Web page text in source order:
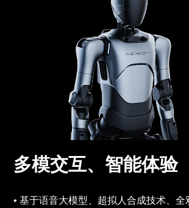
多模交互、智能体验
基于语音大模型、超拟人合成技术、全